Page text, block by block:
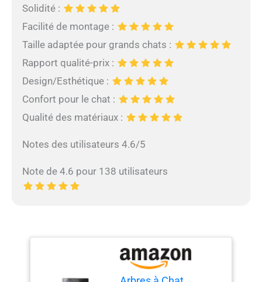
Solidité :
Facilité de montage :
Taille adaptée pour grands chats :
Rapport qualité-prix :
Design/Esthétique :
Confort pour le chat :
Qualité des matériaux :
Notes des utilisateurs 4.6/5
Note de 4.6 pour 138 utilisateurs